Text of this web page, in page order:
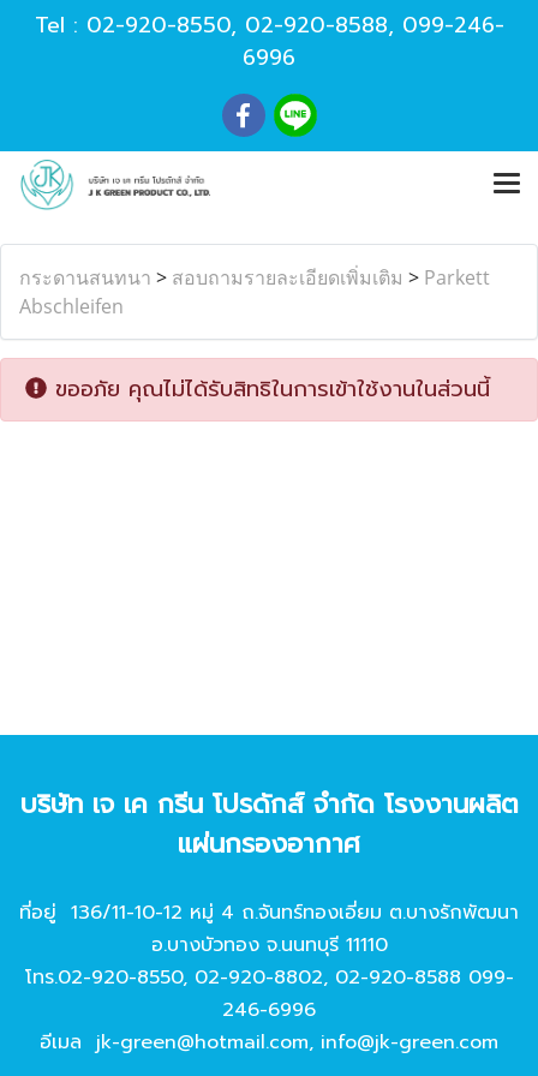
Tel : 02-920-8550, 02-920-8588, 099-246-
6996
กระดานสนทนา > สอบถามรายละเอียดเพิ่มเติม > Parkett
Abschleifen
ขออภัย คุณไม่ได้รับสิทธิในการเข้าใช้งานในส่วนนี้
บริษัท เจ เค กรีน โปรดักส์ จํากัด โรงงานผลิต
แผ่นกรองอากาศ
ที่อยู่ 136/11-10-12 หมู่ 4 ถ.จันทร์ทองเอี่ยม ต.บางรักพัฒนา
อ.บางบัวทอง จ.นนทบุรี 11110
โทร.02-920-8550, 02-920-8802, 02-920-8588 099-
246-6996
อีเมล jk-green@hotmail.com, info@jk-green.com